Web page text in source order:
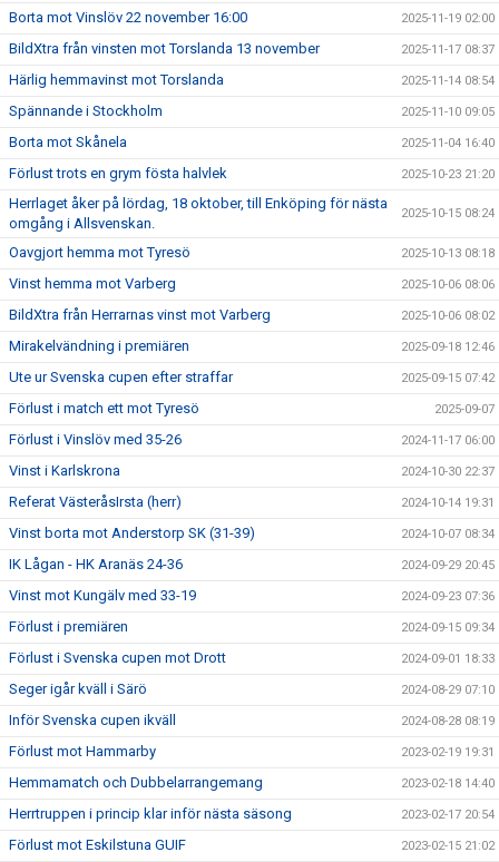
Borta mot Vinslöv 22 november 16:00 2025-11-19 02:00
BildXtra från vinsten mot Torslanda 13 november 2025-11-17 08:37
Härlig hemmavinst mot Torslanda 2025-11-14 08:54
Spännande i Stockholm 2025-11-10 09:05
Borta mot Skånela 2025-11-04 16:40
Förlust trots en grym fösta halvlek 2025-10-23 21:20
Herrlaget åker på lördag, 18 oktober, till Enköping för nästa
omgång i Allsvenskan.
2025-10-15 08:24
Oavgjort hemma mot Tyresö 2025-10-13 08:18
Vinst hemma mot Varberg 2025-10-06 08:06
BildXtra från Herrarnas vinst mot Varberg 2025-10-06 08:02
Mirakelvändning i premiären 2025-09-18 12:46
Ute ur Svenska cupen efter straffar 2025-09-15 07:42
Förlust i match ett mot Tyresö 2025-09-07
Förlust i Vinslöv med 35-26 2024-11-17 06:00
Vinst i Karlskrona 2024-10-30 22:37
Referat VästeråsIrsta (herr) 2024-10-14 19:31
Vinst borta mot Anderstorp SK (31-39) 2024-10-07 08:34
IK Lågan - HK Aranäs 24-36 2024-09-29 20:45
Vinst mot Kungälv med 33-19 2024-09-23 07:36
Förlust i premiären 2024-09-15 09:34
Förlust i Svenska cupen mot Drott 2024-09-01 18:33
Seger igår kväll i Särö 2024-08-29 07:10
Inför Svenska cupen ikväll 2024-08-28 08:19
Förlust mot Hammarby 2023-02-19 19:31
Hemmamatch och Dubbelarrangemang 2023-02-18 14:40
Herrtruppen i princip klar inför nästa säsong 2023-02-17 20:54
Förlust mot Eskilstuna GUIF 2023-02-15 21:02